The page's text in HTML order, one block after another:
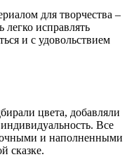
для творчества –
легко исправлять
и с удовольствием
цвета, добавляли
Все
и наполненными
сказке.